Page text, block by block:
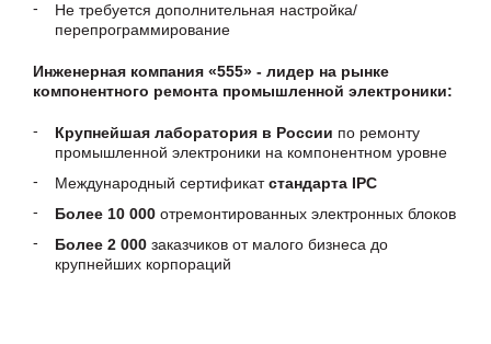
Не требуется дополнительная настройка/
перепрограммирование
Инженерная компания «555» - лидер на рынке
компонентного ремонта промышленной электроники:
Крупнейшая лаборатория в России по ремонту
промышленной электроники на компонентном уровне
Международный сертификатстандарта IPC
Более 10 000 отремонтированных электронных блоков
Более 2 000 заказчиков от малого бизнеса до
крупнейших корпораций